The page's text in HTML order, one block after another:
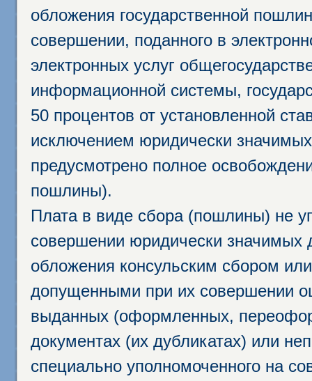
обложения государственной
совершении, поданного в
электронных услуг
информационной системы,
50 процентов от установленной
исключением юридически
предусмотрено полное
пошлины).
Плата в виде сбора (пошлины) не
совершении юридически
обложения консульским сбором
допущенными при их совершении
выданных (оформленных,
документах (их дубликатах) или
специально уполномоченного на